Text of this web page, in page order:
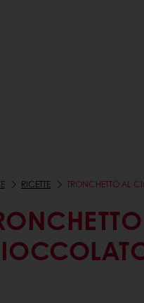
RICETTE TRONCHETTO AL